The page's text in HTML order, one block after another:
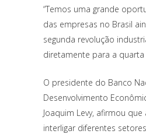
“Temos uma grande
das empresas no Brasil
segunda revolução
diretamente para a quarta
O presidente do Banco
Desenvolvimento
Joaquim Levy, afirmou
interligar diferentes